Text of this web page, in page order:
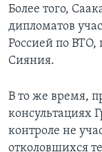
Более того,
дипломатов
Россией по
Сияния.
В то же время,
консультациях
контроле не
отколовшихся